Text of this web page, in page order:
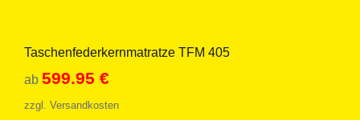
Taschenfederkernmatratze TFM 405
ab 599.95 €
zzgl. Versandkosten